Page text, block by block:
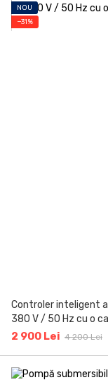
NOU
−31%
Controler inteligent
380 V / 50 Hz cu o
2 900 Lei 4 200 Lei